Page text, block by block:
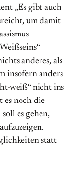
„Es gibt auch
um damit
anderes, als
insofern anders
weiß“ nicht ins
es noch die
es gehen,
statt